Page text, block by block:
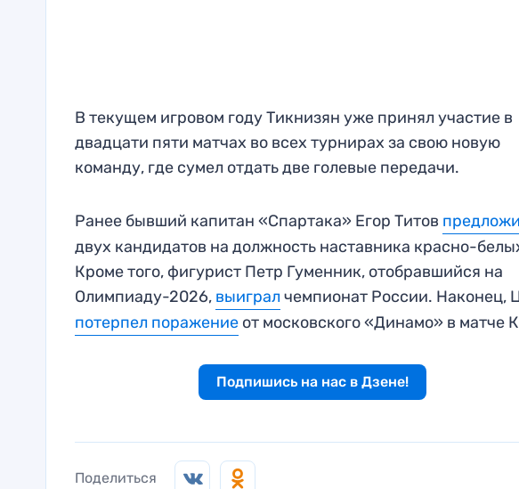
В текущем игровом году Тикнизян уже принял участие в
двадцати пяти матчах во всех турнирах за свою новую
команду, где сумел отдать две голевые передачи.
Ранее бывший капитан «Спартака» Егор Титов
двух кандидатов на должность наставника красно-
Кроме того, фигурист Петр Гуменник, отобравшийся на
Олимпиаду-2026, выигралчемпионат России. Наконец,
потерпел поражение от московского «Динамо» в матче
Подпишись на нас в Дзене!
Поделиться